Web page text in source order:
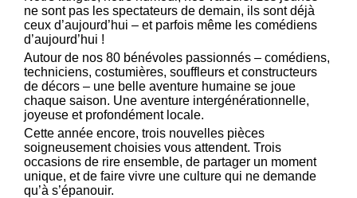
ne sont pas les spectateurs de demain, ils sont déjà
ceux d’aujourd’hui – et parfois même les comédiens
d’aujourd’hui !
Autour de nos 80 bénévoles passionnés – comédiens,
techniciens, costumières, souffleurs et constructeurs
de décors – une belle aventure humaine se joue
chaque saison. Une aventure intergénérationnelle,
joyeuse et profondément locale.
Cette année encore, trois nouvelles pièces
soigneusement choisies vous attendent. Trois
occasions de rire ensemble, de partager un moment
unique, et de faire vivre une culture qui ne demande
qu’à s’épanouir.